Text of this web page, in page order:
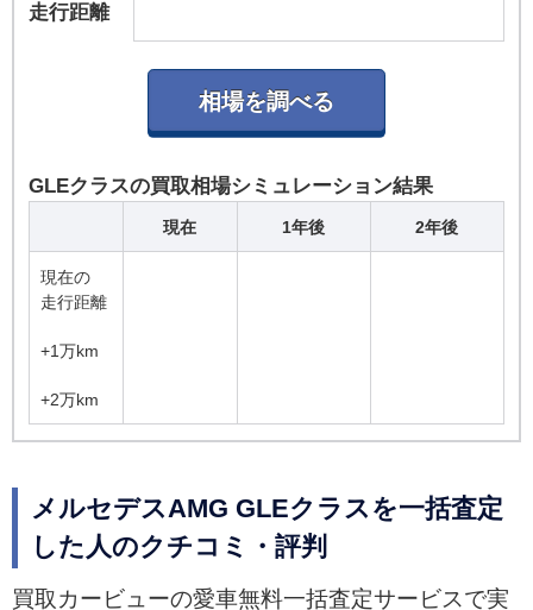
走行距離
GLEクラスの買取相場シミュレーション結果
現在 1年後 2年後
現在の
走行距離
+1万km
+2万km
メルセデスAMG GLEクラスを一括査定
した人のクチコミ・評判
買取カービューの愛車無料一括査定サービスで実